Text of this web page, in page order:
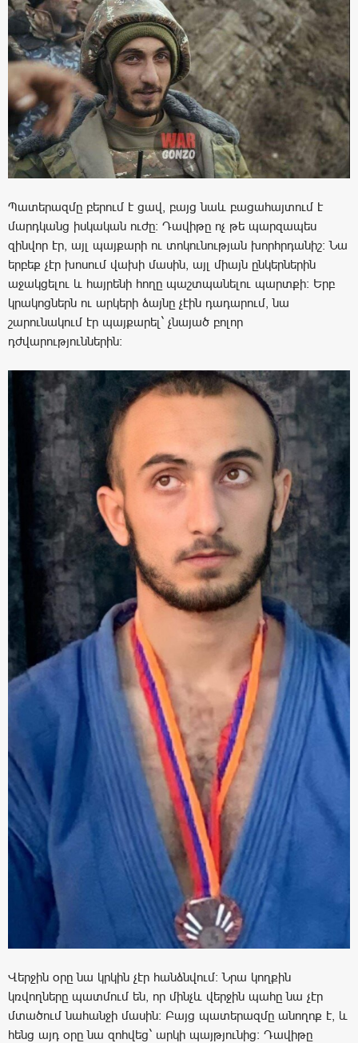
Պատերազմը բերում է ցավ, բայց նաև բացահայտում է
մարդկանց իսկական ուժը: Դավիթը ոչ թե պարզապես
զինվոր էր, այլ պայքարի ու տոկունության խորհրդանիշ: Նա
երբեք չէր խոսում վախի մասին, այլ միայն ընկերներին
աջակցելու և հայրենի հողը պաշտպանելու պարտքի: Երբ
կրակոցներն ու արկերի ձայնը չէին դադարում, նա
շարունակում էր պայքարել` չնայած բոլոր
դժվարություններին:
Վերջին օրը նա կրկին չէր հանձնվում: Նրա կողքին
կռվողները պատմում են, որ մինչև վերջին պահը նա չէր
մտածում նահանջի մասին: Բայց պատերազմը անողոք է, և
հենց այդ օրը նա զոհվեց` արկի պայթյունից: Դավիթը